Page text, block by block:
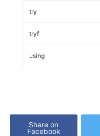
try
tryf
using
Share on
Facebook